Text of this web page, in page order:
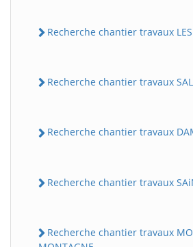
Recherche chantier travaux LES
Recherche chantier travaux
Recherche chantier travaux
Recherche chantier travaux
Recherche chantier travaux